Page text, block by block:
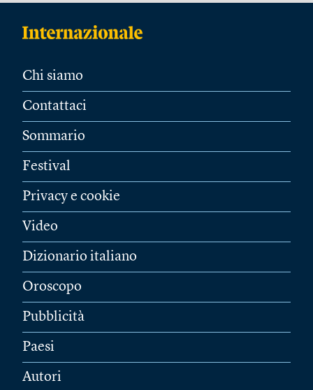
Chi siamo
Contattaci
Sommario
Festival
Privacy e cookie
Video
Dizionario italiano
Oroscopo
Pubblicità
Paesi
Autori